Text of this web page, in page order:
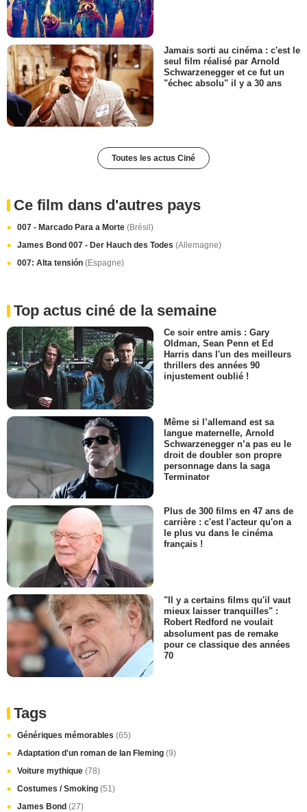
Jamais sorti au cinéma : c'est le
seul film réalisé par Arnold
Schwarzenegger et ce fut un
"échec absolu" il y a 30 ans
Toutes les actus Ciné
Ce film dans d'autres pays
007 - Marcado Para a Morte (Brésil)
James Bond 007 - Der Hauch des Todes (Allemagne)
007: Alta tensión (Espagne)
Top actus ciné de la semaine
Ce soir entre amis : Gary
Oldman, Sean Penn et Ed
Harris dans l'un des meilleurs
thrillers des années 90
injustement oublié !
Même si l’allemand est sa
langue maternelle, Arnold
Schwarzenegger n’a pas eu le
droit de doubler son propre
personnage dans la saga
Terminator
Plus de 300 films en 47 ans de
carrière : c'est l'acteur qu'on a
le plus vu dans le cinéma
français !
"Il y a certains films qu'il vaut
mieux laisser tranquilles" :
Robert Redford ne voulait
absolument pas de remake
pour ce classique des années
70
Tags
Génériques mémorables (65)
Adaptation d'un roman de Ian Fleming (9)
Voiture mythique (78)
Costumes / Smoking (51)
James Bond (27)